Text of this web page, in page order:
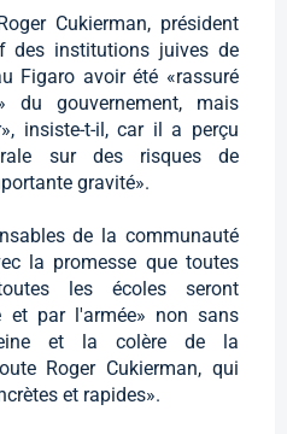
Cukierman, président
des institutions juives de
Figaro avoir été «rassuré
du gouvernement, mais
insiste-t-il, car il a perçu
sur des risques de
gravité».
de la communauté
la promesse que toutes
les écoles seront
et par l'armée» non sans
et la colère de la
Roger Cukierman, qui
et rapides».